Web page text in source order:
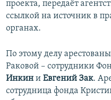
проекта, передаёт
ссылкой на источник в
органах.
По этому делу
Раковой – сотрудники
Инкин и Евгений Зак.
сотрудница фонда